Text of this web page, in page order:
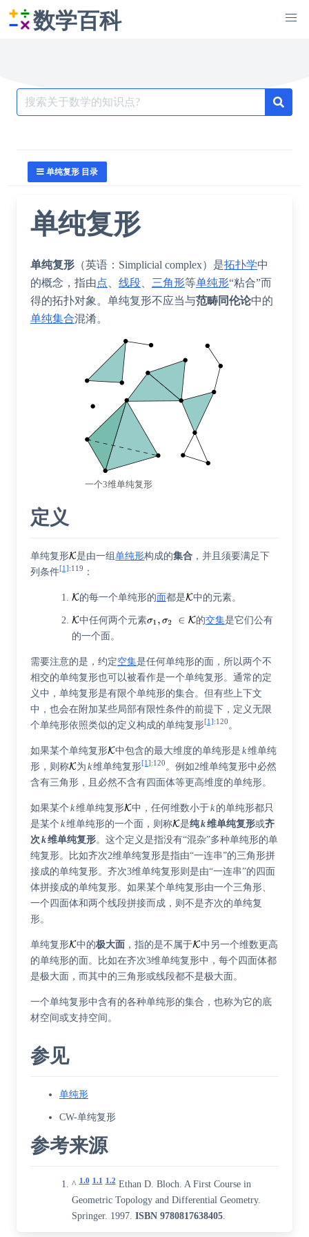
数学百科
Search
for:
单纯复形 目录
单纯复形
单纯复形 （英语： Simplicial complex）是拓扑学中
的概念，指由点 线段 三角形等单纯形“粘合”而
得的拓扑对象。单纯复形不应当与范畴同伦论中的
单纯集合混淆。
一个3维单纯复形
定义
单纯复形 是由一组单纯形构成的集合 ，并且须要满足下
列条件 [1] :119 ：
的每一个单纯形的面都是 中的元素。
中任何两个元素 的交集是它们公有
的一个面。
需要注意的是，约定空集是任何单纯形的面，所以两个不
相交的单纯复形也可以被看作是一个单纯复形。通常的定
义中，单纯复形是有限个单纯形的集合。但有些上下文
中，也会在附加某些局部有限性条件的前提下，定义无限
个单纯形依照类似的定义构成的单纯复形 [1] :120。
如果某个单纯复形 中包含的最大维度的单纯形是 k维单纯
形，则称
为 k维单纯复形 [1] :120。例如2维单纯复形中必然
含有三角形，且必然不含有四面体等更高维度的单纯形。
如果某个 k维单纯复形 中，任何维数小于k的单纯形都只
是某个 k维单纯形的一个面，则称 是纯k维单纯复形或齐
次 k维单纯复形。这个定义是指没有“混杂”多种单纯形的单
纯复形。比如齐次2维单纯复形是指由“一连串”的三角形拼
接成的单纯复形。齐次3维单纯复形则是由“一连串”的四面
体拼接成的单纯复形。如果某个单纯复形由一个三角形、
一个四面体和两个线段拼接而成，则不是齐次的单纯复
形。
单纯复形 中的极大面 ，指的是不属于
中另一个维数更高
的单纯形的面。比如在齐次3维单纯复形中，每个四面体都
是极大面，而其中的三角形或线段都不是极大面。
一个单纯复形中含有的各种单纯形的集合，也称为它的底
材空间或支持空间。
参见
单纯形
CW-单纯复形
参考来源
^1.0 1.1 1.2 Ethan D. Bloch. A First Course in
Geometric Topology and Differential Geometry.
Springer. 1997. ISBN9780817638405.